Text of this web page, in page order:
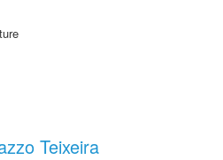
Teixeira